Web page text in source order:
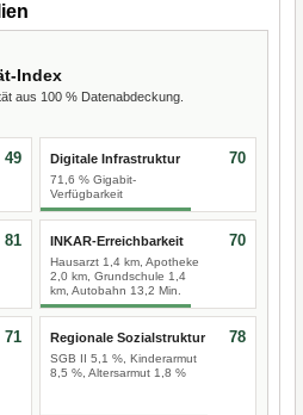
Index
aus 100 % Datenabdeckung.
49 Digitale Infrastruktur
71,6 % Gigabit-
Verfügbarkeit
70
81 INKAR-Erreichbarkeit
Hausarzt 1,4 km, Apotheke
2,0 km, Grundschule 1,4
km, Autobahn 13,2 Min.
70
71 Regionale Sozialstruktur
SGB II 5,1 %, Kinderarmut
8,5 %, Altersarmut 1,8 %
78